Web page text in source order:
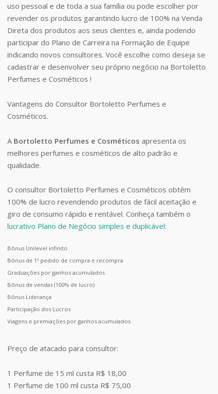
uso pessoal e de toda a sua família ou pode escolher por
revender os produtos garantindo lucro de 100% na Venda
Direta dos produtos aos seus clientes e, ainda podendo
participar do Plano de Carreira na Formação de Equipe
indicando novos consultores. Você escolhe como deseja se
cadastrar e desenvolver seu próprio negócio na Bortoletto
Perfumes e Cosméticos !
Vantagens do Consultor Bortoletto Perfumes e
Cosméticos.
A Bortoletto Perfumes e Cosméticos apresenta os
melhores perfumes e cosméticos de alto padrão e
qualidade.
O consultor Bortoletto Perfumes e Cosméticos obtém
100% de lucro revendendo produtos de fácil aceitação e
giro de consumo rápido e rentável. Conheça também o
lucrativo Plano de Negócio simples e duplicável:
Bônus Unilevel infinito
Bônus de 1º pedido de compra e recompra
Graduações por ganhos acumulados
Bônus de vendas (100% de lucro)
Bônus Liderança
Participação dos Lucros
Viagens e premiações por ganhos acumulados
Preço de atacado para consultor:
1 Perfume de 15 ml custa R$ 18,00
1 Perfume de 100 ml custa R$ 75,00